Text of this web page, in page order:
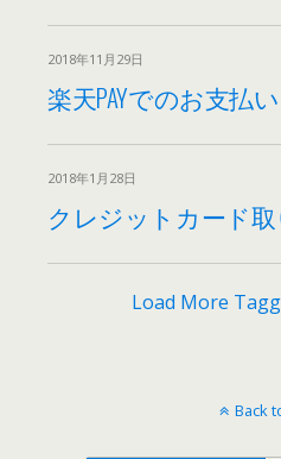
2018年11月29日
楽天PAYでのお支払い
2018年1月28日
クレジットカード
Load More
Back